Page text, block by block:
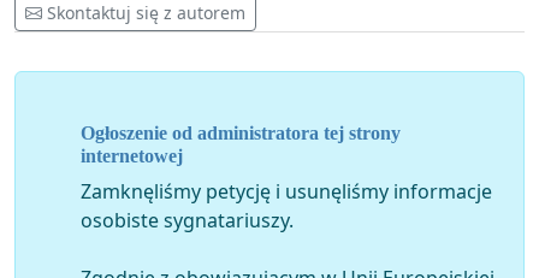
Skontaktuj się z autorem
Ogłoszenie od administratora tej strony
internetowej
Zamknęliśmy petycję i usunęliśmy informacje
osobiste sygnatariuszy.